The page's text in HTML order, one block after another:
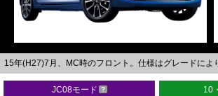
15年(H27)7月、MC時のフロント。仕様はグレードによ
JC08モード 10